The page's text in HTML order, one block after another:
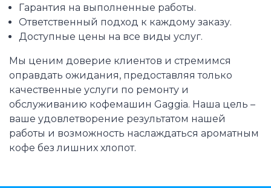
Гарантия на выполненные работы.
Ответственный подход к каждому заказу.
Доступные цены на все виды услуг.
Мы ценим доверие клиентов и стремимся
оправдать ожидания, предоставляя только
качественные услуги по ремонту и
обслуживанию кофемашин Gaggia. Наша цель –
ваше удовлетворение результатом нашей
работы и возможность наслаждаться ароматным
кофе без лишних хлопот.